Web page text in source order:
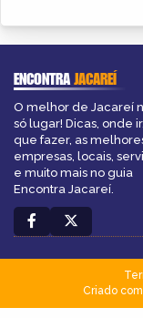
ENCONTRAJACAREÍ
O melhor de Jacareí
só lugar! Dicas, onde
que fazer, as
empresas, locais,
e muito mais no guia
Encontra Jacareí.
Criado